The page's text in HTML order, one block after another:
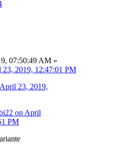
07:50:49 AM »
2019, 12:47:01 PM
23, 2019,
on April
PM